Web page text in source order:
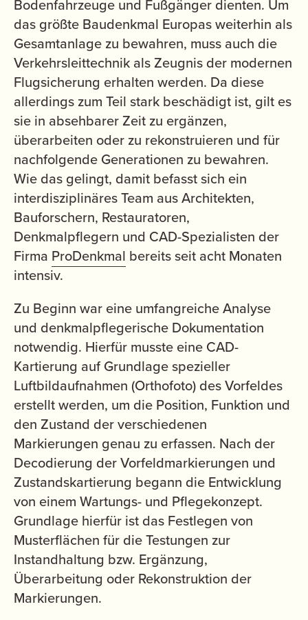
Bodenfahrzeuge und Fußgänger dienten. Um
das größte Baudenkmal Europas weiterhin als
Gesamtanlage zu bewahren, muss auch die
Verkehrsleittechnik als Zeugnis der modernen
Flugsicherung erhalten werden. Da diese
allerdings zum Teil stark beschädigt ist, gilt es
sie in absehbarer Zeit zu ergänzen,
überarbeiten oder zu rekonstruieren und für
nachfolgende Generationen zu bewahren.
Wie das gelingt, damit befasst sich ein
interdisziplinäres Team aus Architekten,
Bauforschern, Restauratoren,
Denkmalpflegern und CAD-Spezialisten der
Firma ProDenkmal bereits seit acht Monaten
intensiv.
Zu Beginn war eine umfangreiche Analyse
und denkmalpflegerische Dokumentation
notwendig. Hierfür musste eine CAD-
Kartierung auf Grundlage spezieller
Luftbildaufnahmen (Orthofoto) des Vorfeldes
erstellt werden, um die Position, Funktion und
den Zustand der verschiedenen
Markierungen genau zu erfassen. Nach der
Decodierung der Vorfeldmarkierungen und
Zustandskartierung begann die Entwicklung
von einem Wartungs- und Pflegekonzept.
Grundlage hierfür ist das Festlegen von
Musterflächen für die Testungen zur
Instandhaltung bzw. Ergänzung,
Überarbeitung oder Rekonstruktion der
Markierungen.